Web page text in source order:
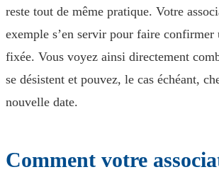
reste tout de même pratique. Votre
exemple s’en servir pour faire confirmer
fixée. Vous voyez ainsi directement
se désistent et pouvez, le cas échéant,
nouvelle date.
Comment votre